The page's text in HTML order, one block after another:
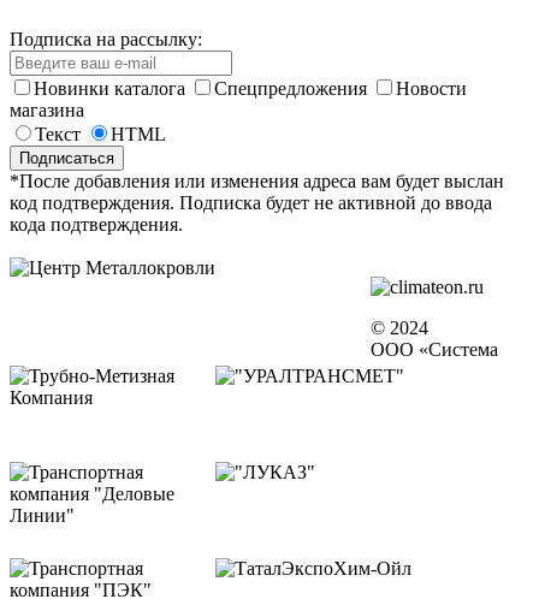
Подписка на рассылку:
Новинки каталога Спецпредложения
Новости
магазина
Текст
HTML
*После добавления или изменения адреса вам будет выслан
код подтверждения. Подписка будет не активной до ввода
кода подтверждения.
© 2024
ООО «Система